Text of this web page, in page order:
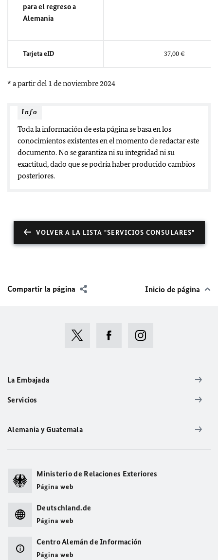
para el regreso a
Alemania
Tarjeta eID 37,00 €
* a partir del 1 de noviembre 2024
Info
Toda la información de esta página se basa en los
conocimientos existentes en el momento de redactar este
documento. No se garantiza ni su integridad ni su
exactitud, dado que se podría haber producido cambios
posteriores.
VOLVER A LA LISTA "SERVICIOS CONSULARES"
Compartir la página Inicio de página
La Embajada
Servicios
Alemania y Guatemala
Ministerio de Relaciones Exteriores
Página web
Deutschland.de
Página web
Centro Alemán de Información
Página web